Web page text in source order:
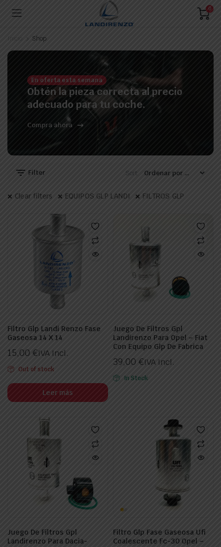
0
Inicio Shop
En oferta esta semana
Obtén la pieza correcta al precio
adecuado para tu coche.
Compra ahora
Filter Sort:
Clear filters EQUIPOS GLP LANDI FILTROS GLP
Filtro Glp Landi Renzo Fase
Gaseosa 14 X 14
15,00 €IVA Incl.
Out of stock
Leer más
Juego De Filtros Gpl
Landirenzo Para Opel – Fiat
Con Equipo Glp De Fabrica
39,00 €IVA Incl.
In Stock
Juego De Filtros Gpl
Landirenzo Para Dacia-
Filtro Glp Fase Gaseosa Ufi
Coalescente Fc-30 Opel –